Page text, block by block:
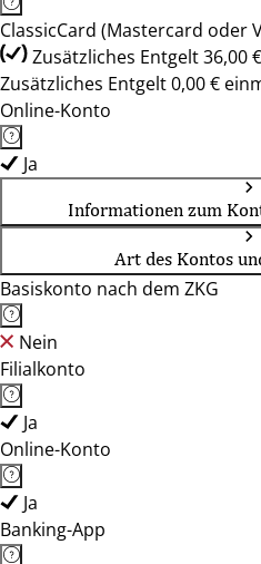
ClassicCard (Mastercard oder
Zusätzliches Entgelt 36,00
Zusätzliches Entgelt 0,00 €
Online-Konto
Ja
Informationen zum
Art des Kontos
Basiskonto nach dem ZKG
Nein
Filialkonto
Ja
Online-Konto
Ja
Banking-App